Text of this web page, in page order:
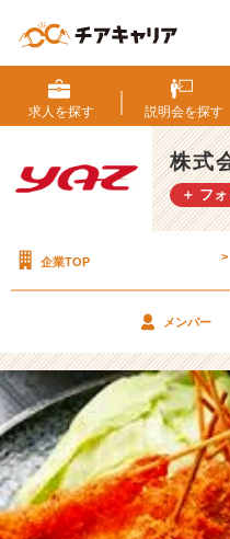
や
っ
て
後
悔
す
ら
後
悔
す
る
か
★
【株
式
求人を探す 説明会を探す
株式
＋ フ
企業TOP >
メンバー